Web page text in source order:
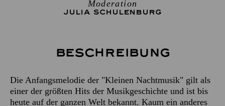
Moderation
JULIA SCHULENBURG
Beschreibung
Die Anfangsmelodie der "Kleinen Nachtmusik" gilt als
einer der größten Hits der Musikgeschichte und ist bis
heute auf der ganzen Welt bekannt. Kaum ein anderes